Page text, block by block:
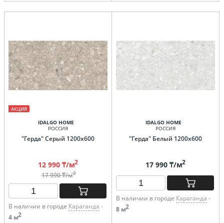
АКЦИЯ
IDALGO HOME
РОССИЯ
"Герда" Серый 1200х600
12 990 ₸/м2
17 990 ₸/м2
В наличии в городе Караганда -
4 м2
IDALGO HOME
РОССИЯ
"Герда" Белый 1200х600
17 990 ₸/м2
В наличии в городе Караганда -
8 м2